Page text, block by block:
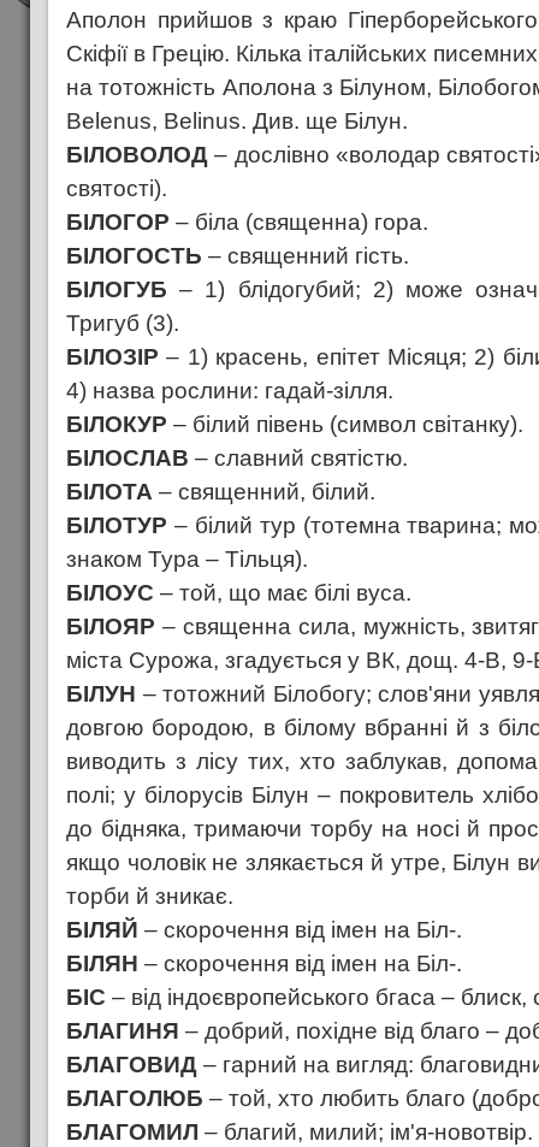
Аполон прийшов з краю
Скіфії в Грецію. Кілька італійських
на тотожність Аполона з Білуном,
Belenus, Belinus. Див. ще Білун.
БІЛОВОЛОД – дослівно «володар
святості).
БІЛОГОР – біла (священна) гора.
БІЛОГОСТЬ – священний гість.
БІЛОГУБ – 1) блідогубий; 2) може
Тригуб (3).
БІЛОЗІР – 1) красень, епітет Місяця; 2)
4) назва рослини: гадай-зілля.
БІЛОКУР – білий півень (символ світанку).
БІЛОСЛАВ – славний святістю.
БІЛОТА – священний, білий.
БІЛОТУР – білий тур (тотемна тварина;
знаком Тура – Тільця).
БІЛОУС – той, що має білі вуса.
БІЛОЯР – священна сила, мужність,
міста Сурожа, згадується у ВК, дощ. 4-В, 9-
БІЛУН – тотожний Білобогу; слов'яни
довгою бородою, в білому вбранні й з
виводить з лісу тих, хто заблукав,
полі; у білорусів Білун – покровитель
до бідняка, тримаючи торбу на носі й
якщо чоловік не злякається й утре, Білун
торби й зникає.
БІЛЯЙ – скорочення від імен на Біл-.
БІЛЯН – скорочення від імен на Біл-.
БІС – від індоєвропейського бгаса – блиск,
БЛАГИНЯ – добрий, похідне від благо –
БЛАГОВИД – гарний на вигляд:
БЛАГОЛЮБ – той, хто любить благо
БЛАГОМИЛ – благий, милий; ім'я-новотвір.